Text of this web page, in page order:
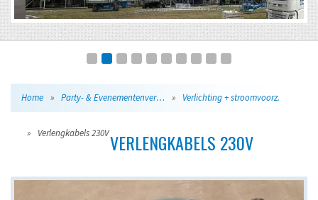
Home » Party- & Evenementenverhuur » Verlichting + stroomvoorz.
» Verlengkabels 230VVERLENGKABELS 230V